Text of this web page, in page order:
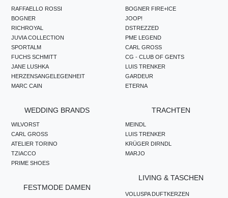
RAFFAELLO ROSSI
BOGNER
RICHROYAL
JUVIA COLLECTION
SPORTALM
FUCHS SCHMITT
JANE LUSHKA
HERZENSANGELEGENHEIT
MARC CAIN
BOGNER FIRE+ICE
JOOP!
DSTREZZED
PME LEGEND
CARL GROSS
CG - CLUB OF GENTS
LUIS TRENKER
GARDEUR
ETERNA
WEDDING BRANDS
WILVORST
CARL GROSS
ATELIER TORINO
TZIACCO
PRIME SHOES
FESTMODE DAMEN
TRACHTEN
MEINDL
LUIS TRENKER
KRÜGER DIRNDL
MARJO
LIVING & TASCHEN
VOLUSPA DUFTKERZEN